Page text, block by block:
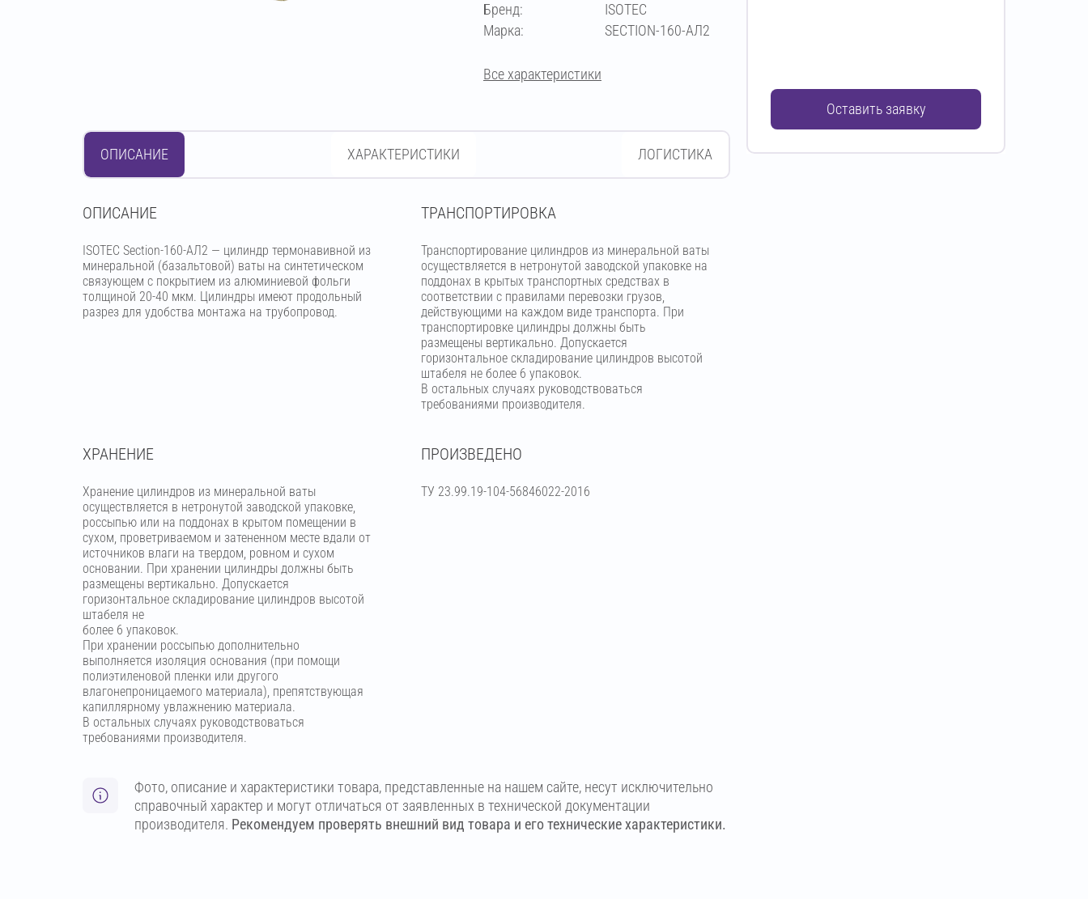
70
Бренд:
ISOTEC
Марка:
SECTION-160-АЛ2
Все характеристики
ОПИСАНИЕ ХАРАКТЕРИСТИКИ ЛОГИСТИКА
OПИСАНИЕ
ISOTEC Section-160-АЛ2 — цилиндр термонавивной из
минеральной (базальтовой) ваты на синтетическом
связующем с покрытием из алюминиевой фольги
толщиной 20-40 мкм. Цилиндры имеют продольный
разрез для удобства монтажа на трубопровод.
ТРАНСПОРТИРОВКА
Транспортирование цилиндров из минеральной ваты
осуществляется в нетронутой заводской упаковке на
поддонах в крытых транспортных средствах в
соответствии с правилами перевозки грузов,
действующими на каждом виде транспорта. При
транспортировке цилиндры должны быть
размещены вертикально. Допускается
горизонтальное складирование цилиндров высотой
штабеля не более 6 упаковок.
В остальных случаях руководствоваться
требованиями производителя.
ХРАНЕНИЕ
Хранение цилиндров из минеральной ваты
осуществляется в нетронутой заводской упаковке,
россыпью или на поддонах в крытом помещении в
сухом, проветриваемом и затененном месте вдали от
источников влаги на твердом, ровном и сухом
основании. При хранении цилиндры должны быть
размещены вертикально. Допускается
горизонтальное складирование цилиндров высотой
штабеля не
более 6 упаковок.
При хранении россыпью дополнительно
выполняется изоляция основания (при помощи
полиэтиленовой пленки или другого
влагонепроницаемого материала), препятствующая
капиллярному увлажнению материала.
В остальных случаях руководствоваться
требованиями производителя.
ПРОИЗВЕДЕНО
ТУ 23.99.19-104-56846022-2016
Фото, описание и характеристики товара, представленные на нашем сайте, несут исключительно
справочный характер и могут отличаться от заявленных в технической документации
производителя. Рекомендуем проверять внешний вид товара и его технические характеристики.
Оставить заявку